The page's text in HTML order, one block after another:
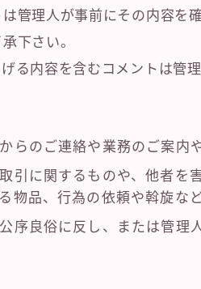
管理人が事前にその内容を
下さい。
る内容を含むコメントは管
らのご連絡や業務のご案内
引に関するものや、他者を
物品、行為の依頼や斡旋な
序良俗に反し、または管理